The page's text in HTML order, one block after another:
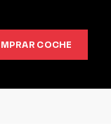
COCHE